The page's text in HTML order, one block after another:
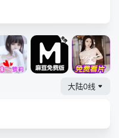
大陆0线